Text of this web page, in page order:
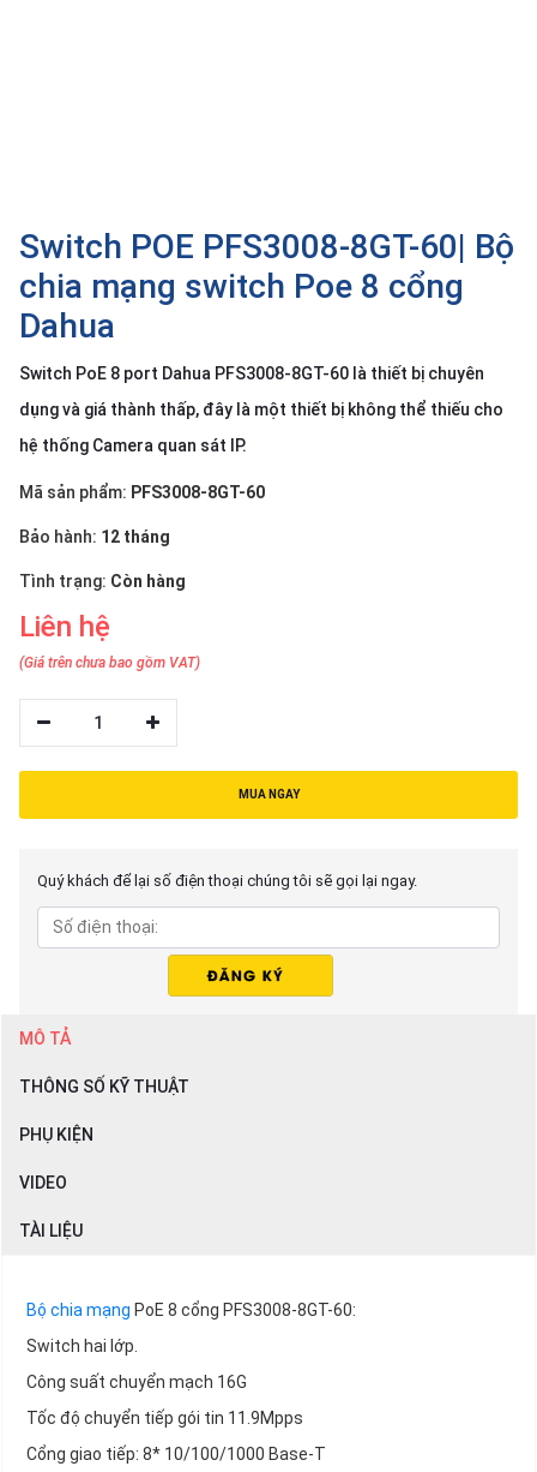
Switch POE PFS3008-8GT-60| Bộ
chia mạng switch Poe 8 cổng
Dahua
Switch PoE 8 port Dahua PFS3008-8GT-60 là thiết bị chuyên
dụng và giá thành thấp, đây là một thiết bị không thể thiếu cho
hệ thống Camera quan sát IP.
Mã sản phẩm: PFS3008-8GT-60
Bảo hành: 12 tháng
Tình trạng: Còn hàng
Liên hệ
(Giá trên chưa bao gồm VAT)
1
MUA NGAY
Quý khách để lại số điện thoại chúng tôi sẽ gọi lại ngay.
MÔ TẢ
THÔNG SỐ KỸ THUẬT
PHỤ KIỆN
VIDEO
TÀI LIỆU
Bộ chia mạng PoE 8 cổng PFS3008-8GT-60:
Switch hai lớp.
Công suất chuyển mạch 16G
Tốc độ chuyển tiếp gói tin 11.9Mpps
Cổng giao tiếp: 8* 10/100/1000 Base-T
pháp
Dịch
vụ
Hỗ
Tin
tức
hệ
Giới
thiệu
NGỮ